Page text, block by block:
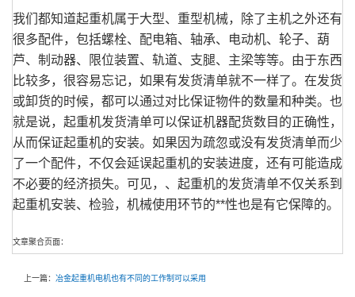
我们都知道起重机属于大型、重型机械，除了主机之外还有
很多配件，包括螺栓、配电箱、轴承、电动机、轮子、葫
芦、制动器、限位装置、轨道、支腿、主梁等等。由于东西
比较多，很容易忘记，如果有发货清单就不一样了。在发货
或卸货的时候，都可以通过对比保证物件的数量和种类。也
就是说，起重机发货清单可以保证机器配货数目的正确性，
从而保证起重机的安装。如果因为疏忽或没有发货清单而少
了一个配件，不仅会延误起重机的安装进度，还有可能造成
不必要的经济损失。可见，、起重机的发货清单不仅关系到
起重机安装、检验，机械使用环节的**性也是有它保障的。
文章聚合页面：
上一篇： 冶金起重机电机也有不同的工作制可以采用